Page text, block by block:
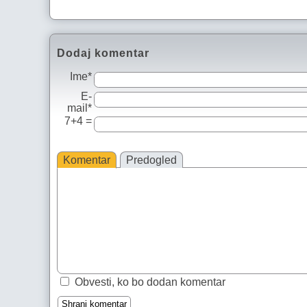
Dodaj komentar
Ime*
E-
mail*
7+4 =
Komentar Predogled
Obvesti, ko bo dodan komentar